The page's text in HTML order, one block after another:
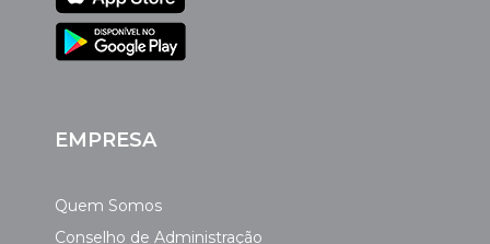
EMPRESA
Quem Somos
Conselho de Administração